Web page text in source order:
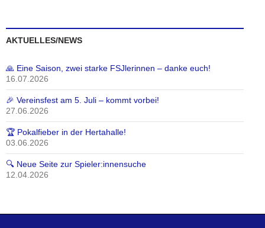
AKTUELLES/NEWS
🙏 Eine Saison, zwei starke FSJlerinnen – danke euch!
16.07.2026
🎉 Vereinsfest am 5. Juli – kommt vorbei!
27.06.2026
🏆 Pokalfieber in der Hertahalle!
03.06.2026
🔍 Neue Seite zur Spieler:innensuche
12.04.2026